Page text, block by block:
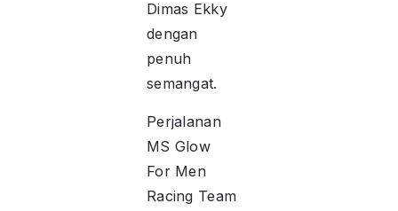
Dimas Ekky
dengan
penuh
semangat.
Perjalanan
MS Glow
For Men
Racing Team